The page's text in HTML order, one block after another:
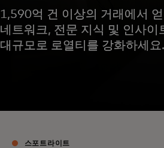
1,590억 건 이상의 거래에서
네트워크, 전문 지식 및 인사이
대규모로 로열티를 강화하세요.
스포트라이트